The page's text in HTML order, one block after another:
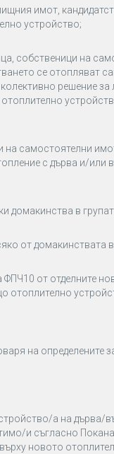
имот,
устройство;
собственици на
се отопляват
решение
на самостоятелни
с дърва и/или
домакинства в
от домакинствата
от отделните
отоплително
на определените
а на дърва/
и съгласно
новото